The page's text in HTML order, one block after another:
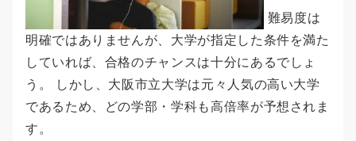
難易度は
明確ではありませんが、大学が指定した条件を満た
していれば、合格のチャンスは十分にあるでしょ
う。 しかし、大阪市立大学は元々人気の高い大学
であるため、どの学部・学科も高倍率が予想されま
す。